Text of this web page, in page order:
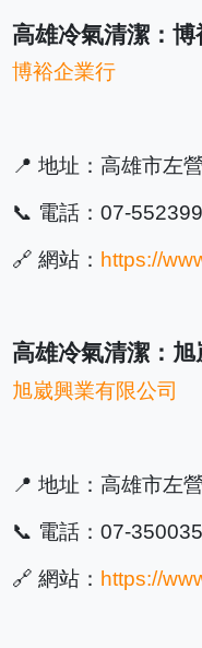
高雄冷氣清潔：
博裕企業行
📍 地址：高雄市左
📞 電話：07-
🔗 網站： https://
高雄冷氣清潔：旭
旭崴興業有限公司
📍 地址：高雄市左
📞 電話：07-
🔗 網站： https://